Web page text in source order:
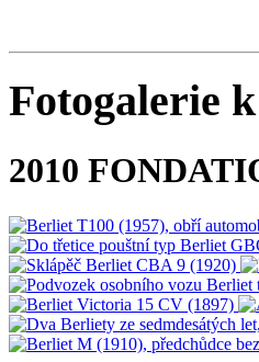
Fotogalerie
2010